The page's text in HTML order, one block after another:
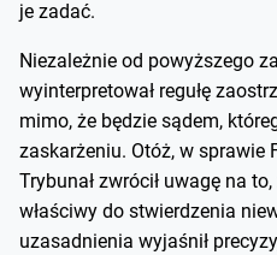
je zadać.
Niezależnie od powyższego
wyinterpretował regułę
mimo, że będzie sądem,
zaskarżeniu. Otóż, w sprawie
Trybunał zwrócił uwagę na
właściwy do stwierdzenia
uzasadnienia wyjaśnił